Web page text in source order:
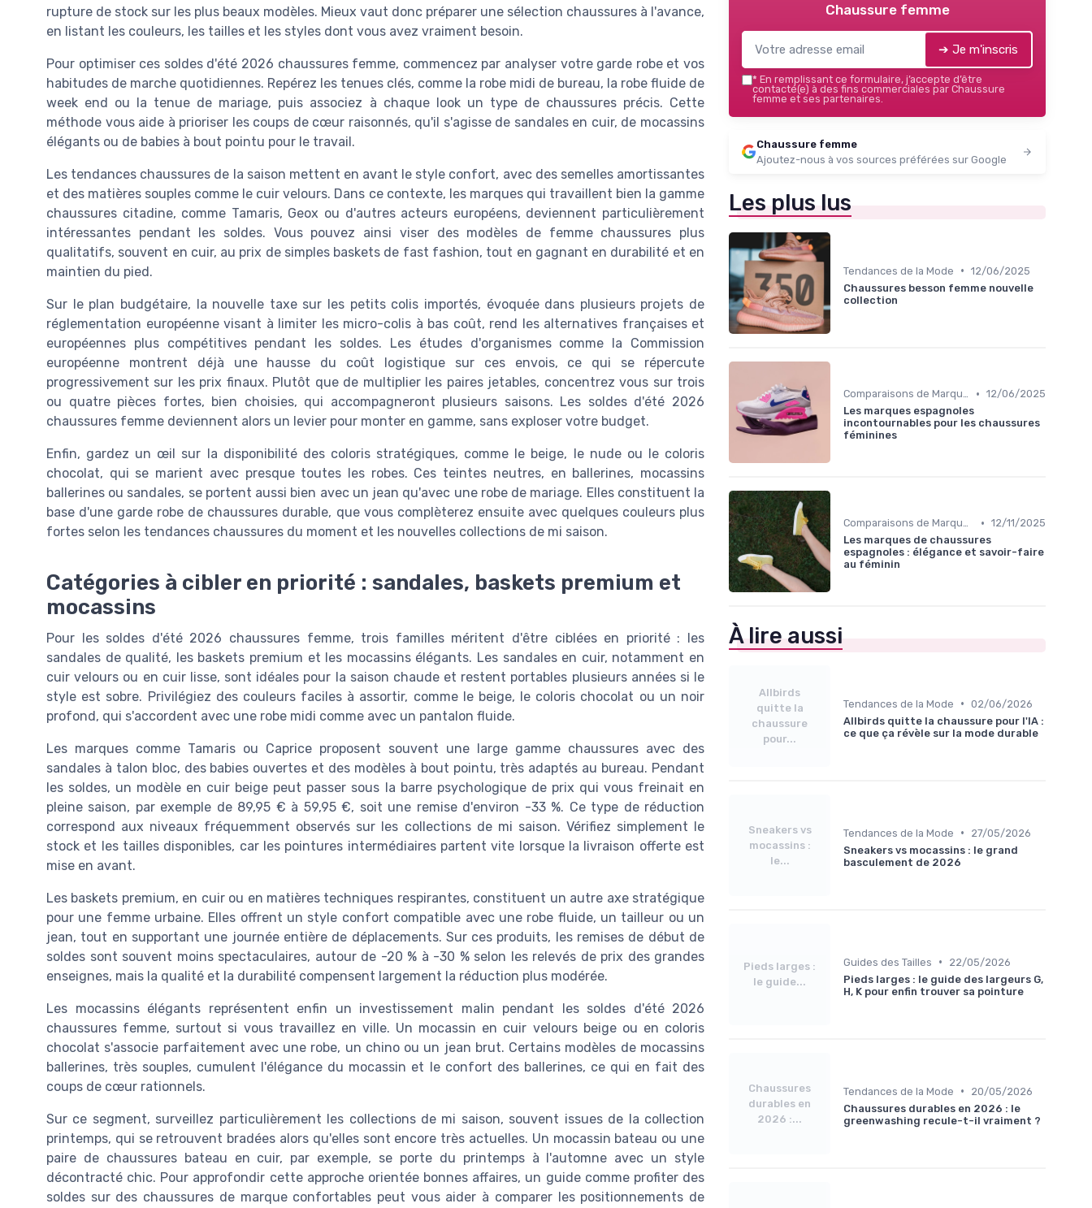
rupture de stock sur les plus beaux modèles. Mieux vaut donc préparer une sélection chaussures à l'avance,
en listant les couleurs, les tailles et les styles dont vous avez vraiment besoin.
Pour optimiser ces soldes d'été 2026 chaussures femme, commencez par analyser votre garde robe et vos
habitudes de marche quotidiennes. Repérez les tenues clés, comme la robe midi de bureau, la robe fluide de
week end ou la tenue de mariage, puis associez à chaque look un type de chaussures précis. Cette
méthode vous aide à prioriser les coups de cœur raisonnés, qu'il s'agisse de sandales en cuir, de mocassins
élégants ou de babies à bout pointu pour le travail.
Les tendances chaussures de la saison mettent en avant le style confort, avec des semelles amortissantes
et des matières souples comme le cuir velours. Dans ce contexte, les marques qui travaillent bien la gamme
chaussures citadine, comme Tamaris, Geox ou d'autres acteurs européens, deviennent particulièrement
intéressantes pendant les soldes. Vous pouvez ainsi viser des modèles de femme chaussures plus
qualitatifs, souvent en cuir, au prix de simples baskets de fast fashion, tout en gagnant en durabilité et en
maintien du pied.
Sur le plan budgétaire, la nouvelle taxe sur les petits colis importés, évoquée dans plusieurs projets de
réglementation européenne visant à limiter les micro-colis à bas coût, rend les alternatives françaises et
européennes plus compétitives pendant les soldes. Les études d'organismes comme la Commission
européenne montrent déjà une hausse du coût logistique sur ces envois, ce qui se répercute
progressivement sur les prix finaux. Plutôt que de multiplier les paires jetables, concentrez vous sur trois
ou quatre pièces fortes, bien choisies, qui accompagneront plusieurs saisons. Les soldes d'été 2026
chaussures femme deviennent alors un levier pour monter en gamme, sans exploser votre budget.
Enfin, gardez un œil sur la disponibilité des coloris stratégiques, comme le beige, le nude ou le coloris
chocolat, qui se marient avec presque toutes les robes. Ces teintes neutres, en ballerines, mocassins
ballerines ou sandales, se portent aussi bien avec un jean qu'avec une robe de mariage. Elles constituent la
base d'une garde robe de chaussures durable, que vous complèterez ensuite avec quelques couleurs plus
fortes selon les tendances chaussures du moment et les nouvelles collections de mi saison.
Catégories à cibler en priorité : sandales, baskets premium et
mocassins
Pour les soldes d'été 2026 chaussures femme, trois familles méritent d'être ciblées en priorité : les
sandales de qualité, les baskets premium et les mocassins élégants. Les sandales en cuir, notamment en
cuir velours ou en cuir lisse, sont idéales pour la saison chaude et restent portables plusieurs années si le
style est sobre. Privilégiez des couleurs faciles à assortir, comme le beige, le coloris chocolat ou un noir
profond, qui s'accordent avec une robe midi comme avec un pantalon fluide.
Les marques comme Tamaris ou Caprice proposent souvent une large gamme chaussures avec des
sandales à talon bloc, des babies ouvertes et des modèles à bout pointu, très adaptés au bureau. Pendant
les soldes, un modèle en cuir beige peut passer sous la barre psychologique de prix qui vous freinait en
pleine saison, par exemple de 89,95 € à 59,95 €, soit une remise d'environ -33 %. Ce type de réduction
correspond aux niveaux fréquemment observés sur les collections de mi saison. Vérifiez simplement le
stock et les tailles disponibles, car les pointures intermédiaires partent vite lorsque la livraison offerte est
mise en avant.
Les baskets premium, en cuir ou en matières techniques respirantes, constituent un autre axe stratégique
pour une femme urbaine. Elles offrent un style confort compatible avec une robe fluide, un tailleur ou un
jean, tout en supportant une journée entière de déplacements. Sur ces produits, les remises de début de
soldes sont souvent moins spectaculaires, autour de -20 % à -30 % selon les relevés de prix des grandes
enseignes, mais la qualité et la durabilité compensent largement la réduction plus modérée.
Les mocassins élégants représentent enfin un investissement malin pendant les soldes d'été 2026
chaussures femme, surtout si vous travaillez en ville. Un mocassin en cuir velours beige ou en coloris
chocolat s'associe parfaitement avec une robe, un chino ou un jean brut. Certains modèles de mocassins
ballerines, très souples, cumulent l'élégance du mocassin et le confort des ballerines, ce qui en fait des
coups de cœur rationnels.
Sur ce segment, surveillez particulièrement les collections de mi saison, souvent issues de la collection
printemps, qui se retrouvent bradées alors qu'elles sont encore très actuelles. Un mocassin bateau ou une
paire de chaussures bateau en cuir, par exemple, se porte du printemps à l'automne avec un style
décontracté chic. Pour approfondir cette approche orientée bonnes affaires, un guide comme profiter des
soldes sur des chaussures de marque confortables peut vous aider à comparer les positionnements de
Chaussure femme
➔ Je m'inscris
* En remplissant ce formulaire, j’accepte d’être
contacté(e) à des fins commerciales par Chaussure
femme et ses partenaires.
Chaussure femme
Ajoutez-nous à vos sources préférées sur Google
Les plus lus
Tendances de la Mode • 12/06/2025
Chaussures besson femme nouvelle
collection
Comparaisons de Marques • 12/06/2025
Les marques espagnoles
incontournables pour les chaussures
féminines
Comparaisons de Marques • 12/11/2025
Les marques de chaussures
espagnoles : élégance et savoir-faire
au féminin
À lire aussi
Allbirds
quitte la
chaussure
pour...
Tendances de la Mode • 02/06/2026
Allbirds quitte la chaussure pour l'IA :
ce que ça révèle sur la mode durable
Sneakers vs
mocassins :
le...
Tendances de la Mode •
27/05/2026
Sneakers vs mocassins : le grand
basculement de 2026
Pieds larges :
le guide...
Guides des Tailles •
22/05/2026
Pieds larges : le guide des largeurs G,
H, K pour enfin trouver sa pointure
Chaussures
durables en
2026 :...
Tendances de la Mode •
20/05/2026
Chaussures durables en 2026 : le
greenwashing recule-t-il vraiment ?